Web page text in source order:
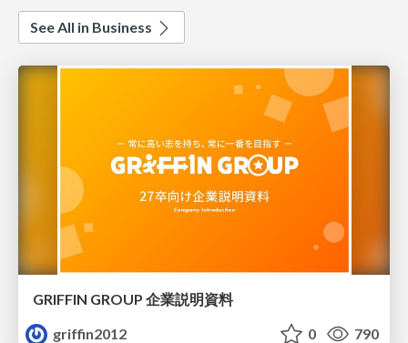
See All in Business
GRIFFIN GROUP 企業説明資料
griffin2012
0 790